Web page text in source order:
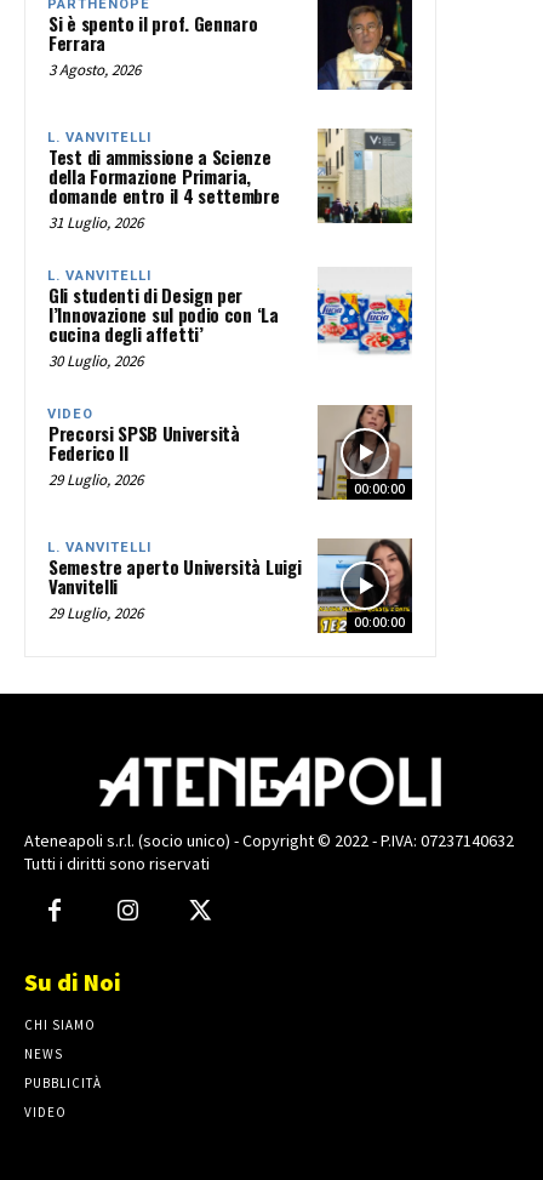
PARTHENOPE
Si è spento il prof. Gennaro
Ferrara
3 Agosto, 2026
L. VANVITELLI
Test di ammissione a Scienze
della Formazione Primaria,
domande entro il 4 settembre
31 Luglio, 2026
L. VANVITELLI
Gli studenti di Design per
l’Innovazione sul podio con ‘La
cucina degli affetti’
30 Luglio, 2026
00:00:00
VIDEO
Precorsi SPSB Università
Federico II
29 Luglio, 2026
00:00:00
L. VANVITELLI
Semestre aperto Università Luigi
Vanvitelli
29 Luglio, 2026
Ateneapoli s.r.l. (socio unico) - Copyright © 2022 - P.IVA: 07237140632
Tutti i diritti sono riservati
Su di Noi
CHI SIAMO
NEWS
PUBBLICITÀ
VIDEO